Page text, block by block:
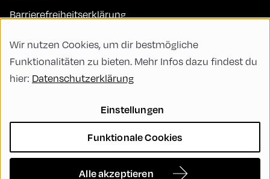
Barrierefreiheitserklärung
FAQs
Code of Conduct
Nachhaltigkeit
Vielfalt, Gleichberechtigung und Inklusion
Wir nutzen Cookies, um dir bestmögliche
Funktionalitäten zu bieten. Mehr Infos dazu findest du
hier: Datenschutzerklärung
Einstellungen
Funktionale Cookies
Alle akzeptieren